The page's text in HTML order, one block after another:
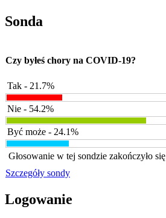
Sonda
Czy byłeś chory na COVID-19?
Tak - 21.7%
Nie - 54.2%
Być może - 24.1%
Głosowanie w tej sondzie zakończyło się
Szczegóły sondy
Logowanie